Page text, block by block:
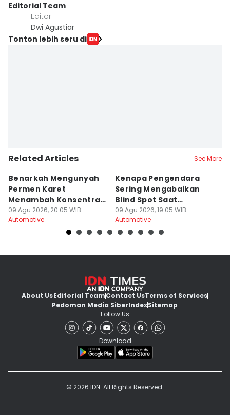
Editorial Team
Editor
Dwi Agustiar
Tonton lebih seru di
Related Articles See More
Benarkah Mengunyah
Permen Karet
Menambah Konsentrasi
Saat Nyetir?
09 Agu 2026, 20:05 WIB
Automotive
Kenapa Pengendara
Sering Mengabaikan
Blind Spot Saat
Berpindah Jalur?
09 Agu 2026, 19:05 WIB
Automotive
About UsEditorial TeamContact UsTerms of Services
Pedoman Media SiberIndexSitemap
Follow Us
Download
© 2026 IDN. All Rights Reserved.